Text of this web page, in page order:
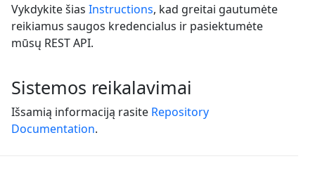
Vykdykite šias Instructions, kad greitai gautumėte
reikiamus saugos kredencialus ir pasiektumėte
mūsų REST API.
Sistemos reikalavimai
Išsamią informaciją rasite Repository
Documentation.